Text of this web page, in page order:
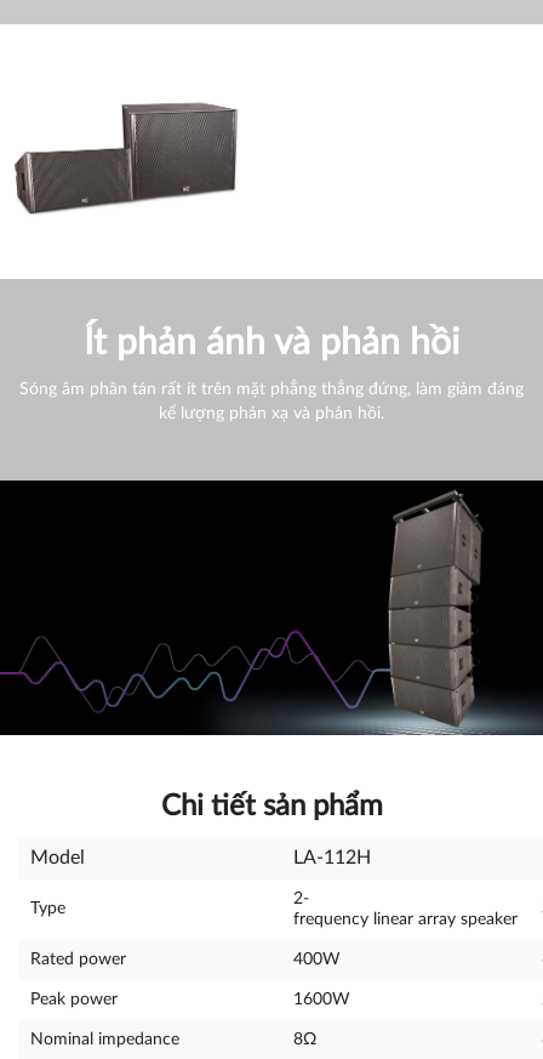
Ít phản ánh và phản hồi
Sóng âm phân tán rất ít trên mặt phẳng thẳng đứng, làm giảm đáng
kể lượng phản xạ và phản hồi.
Chi tiết sản phẩm
Model LA-112H
Type
2-
frequency linear array speaker
Rated power 400W
Peak power 1600W
Nominal impedance 8Ω